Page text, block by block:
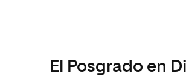
El Posgrado en